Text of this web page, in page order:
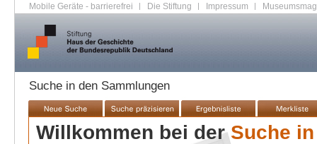
Mobile Geräte - barrierefrei | Die Stiftung | Impressum |
Suche in den Sammlungen
Willkommen bei derSuche